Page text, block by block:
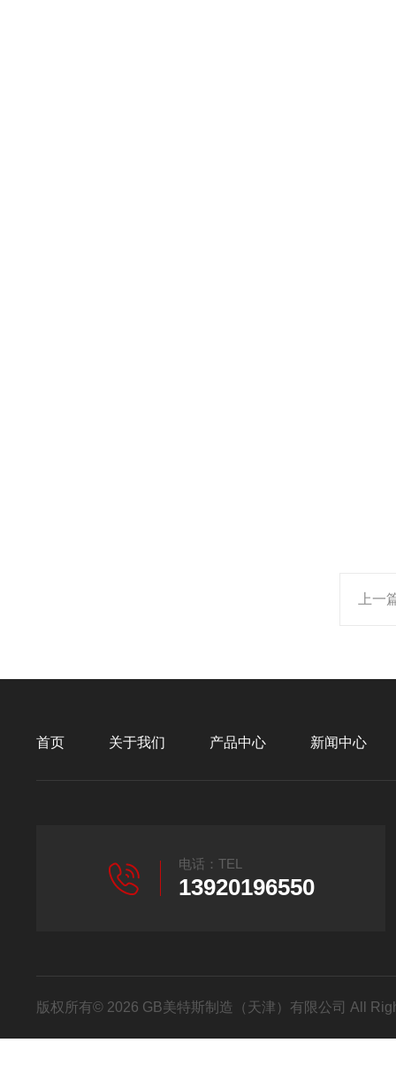
上一
首页 关于我们 产品中心 新闻中心
电话：TEL
13920196550
版权所有© 2026 GB美特斯制造（天津）有限公司 All